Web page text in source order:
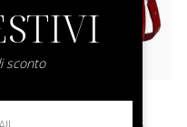
sconto